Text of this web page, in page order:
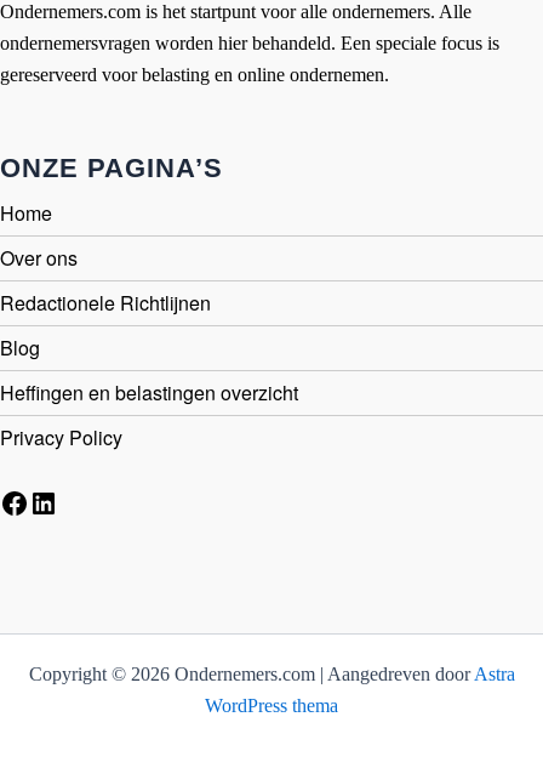
Ondernemers.com is het startpunt voor alle ondernemers. Alle
ondernemersvragen worden hier behandeld. Een speciale focus is
gereserveerd voor belasting en online ondernemen.
ONZE PAGINA’S
Home
Over ons
Redactionele Richtlijnen
Blog
Heffingen en belastingen overzicht
Privacy Policy
Facebook
LinkedIn
Copyright © 2026 Ondernemers.com | Aangedreven doorAstra
WordPress thema